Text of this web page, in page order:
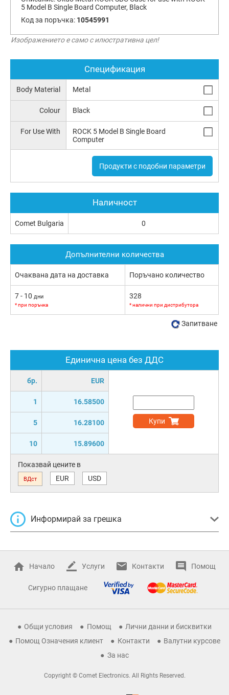
5 Model B Single Board Computer, Black
Код за поръчка: 10545991
Изображението е само с илюстративна цел!
Спецификация
Body Material Metal
Colour Black
For Use With
ROCK 5 Model B Single Board
Computer
Продукти с подобни параметри
Единична цена без ДДС
бр. EUR
1 16.58500
5 16.28100
10 15.89600
Купи
Показвай цените в
ВДст EUR USD
Информирай за грешка
Наличност
Comet Bulgaria 0
Допълнителни количества
Очаквана дата на доставка Поръчано количество
7 - 10 дни
* при поръчка
328
* налични при дистрибутора
Запитване
Начало Услуги Контакти Помощ
Сигурно плащане
Общи условия Помощ
Лични данни и бисквитки
Помощ Означения клиент
Контакти
Валутни курсове
За нас
Copyright © Comet Electronics. All Rights Reserved.